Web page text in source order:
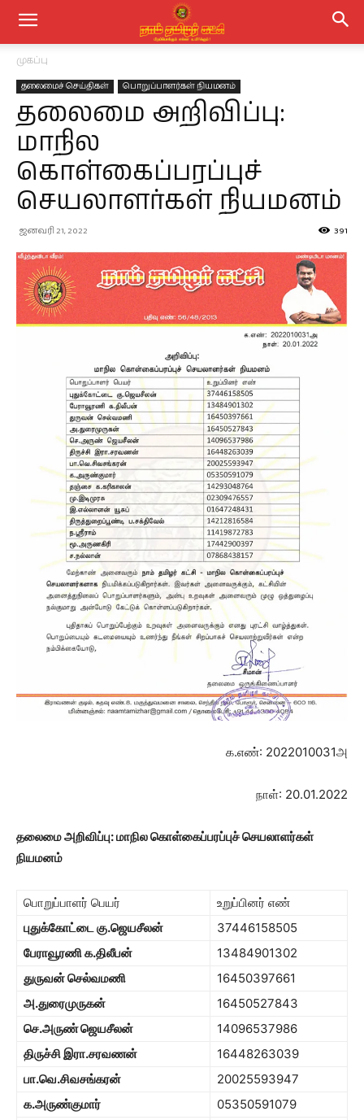
முகப்பு
தலைமைச் செய்திகள் பொறுப்பாளர்கள் நியமனம்
தலைமை அறிவிப்பு:
மாநில
கொள்கைப்பரப்புச்
செயலாளர்கள் நியமனம்
ஜனவரி 21, 2022 391
க.எண்: 2022010031அ
நாள்: 20.01.2022
தலைமை அறிவிப்பு:மாநில கொள்கைப்பரப்புச் செயலாளர்கள்
நியமனம்
பொறுப்பாளர் பெயர்
உறுப்பினர் எண்
புதுக்கோட்டை கு.ஜெயசீலன்
37446158505
பேராவூரணி க.திலீபன்
13484901302
துருவன் செல்வமணி
16450397661
அ.துரைமுருகன்
16450527843
செ.அருண் ஜெயசீலன்
14096537986
திருச்சி இரா.சரவணன்
16448263039
பா.வெ.சிவசங்கரன்
20025593947
க.அருண்குமார்
05350591079